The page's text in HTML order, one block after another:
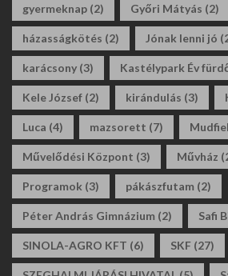
gyermeknap (2) Győri Mátyás (2)
házasságkötés (2) Jónak lenni jó
karácsony (3) Kastélypark Év
Kele József (2) kirándulás (3)
Luca (4) mazsorett (7)
Művelődési Központ (3) Művház
Programok (3) pákászfutam (2)
Péter András Gimnázium (2) Safi
SINOLA-AGRO KFT (6) SKF (27)